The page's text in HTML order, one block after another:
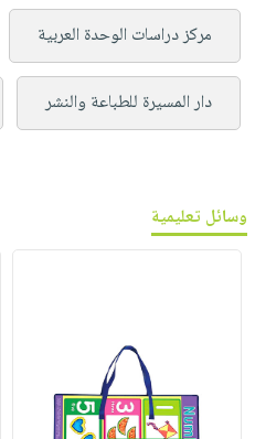
مركز دراسات الوحدة العربية
دار المسيرة للطباعة والنشر
وسائل تعليمية